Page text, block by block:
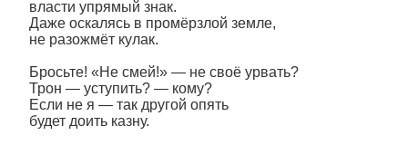
власти упрямый знак.
Даже оскалясь в промёрзлой земле,
не разожмёт кулак.
Бросьте! «Не смей!» — не своё урвать?
Трон — уступить? — кому?
Если не я — так другой опять
будет доить казну.